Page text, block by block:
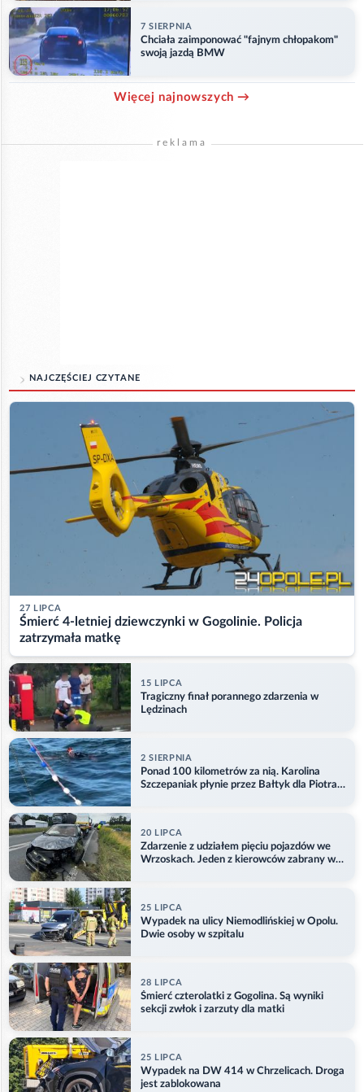
7 SIERPNIA
Chciała zaimponować "fajnym chłopakom"
swoją jazdą BMW
Więcej najnowszych →
reklama
NAJCZĘŚCIEJ CZYTANE
27 LIPCA
Śmierć 4-letniej dziewczynki w Gogolinie. Policja
zatrzymała matkę
15 LIPCA
Tragiczny finał porannego zdarzenia w
Lędzinach
2 SIERPNIA
Ponad 100 kilometrów za nią. Karolina
Szczepaniak płynie przez Bałtyk dla Piotra.
20 LIPCA
Zdarzenie z udziałem pięciu pojazdów we
Wrzoskach. Jeden z kierowców zabrany w
25 LIPCA
Wypadek na ulicy Niemodlińskiej w Opolu.
Dwie osoby w szpitalu
28 LIPCA
Śmierć czterolatki z Gogolina. Są wyniki
sekcji zwłok i zarzuty dla matki
25 LIPCA
Wypadek na DW 414 w Chrzelicach. Droga
jest zablokowana